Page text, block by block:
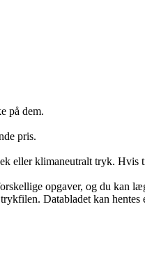
på dem.
pris.
eller klimaneutralt tryk.
opgaver, og du kan
Databladet kan